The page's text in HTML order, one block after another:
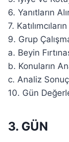
6. Yanıtların
7.
9. Grup
a. Beyin
b. Konuların
c. Analiz
10. Gün
3. GÜN